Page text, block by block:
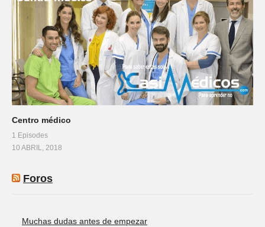
Centro médico
1 Episodes
10 ABRIL, 2018
Foros
Muchas dudas antes de empezar